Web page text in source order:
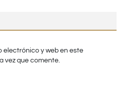
electrónico y web en este
vez que comente.